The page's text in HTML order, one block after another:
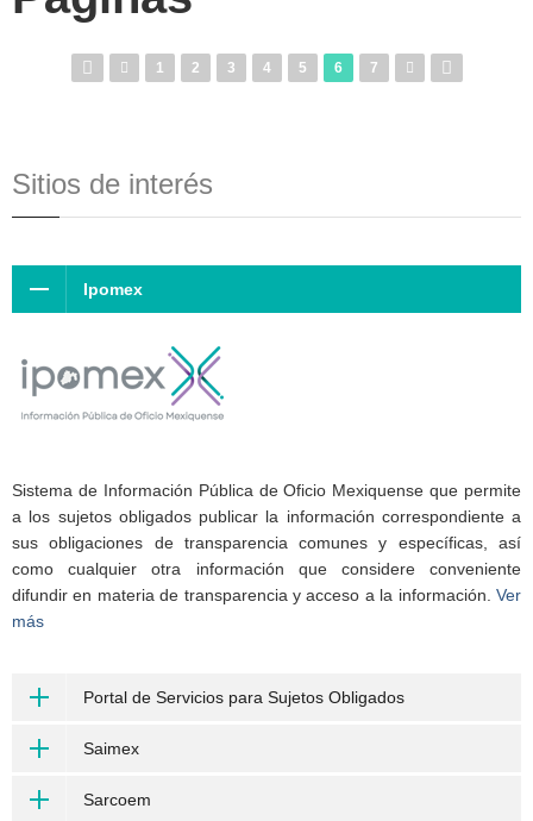
1 2 3 4 5 6 7
Sitios de interés
Ipomex
Sistema de Información Pública de Oficio Mexiquense que permite
a los sujetos obligados publicar la información correspondiente a
sus obligaciones de transparencia comunes y específicas, así
como cualquier otra información que considere conveniente
difundir en materia de transparencia y acceso a la información. Ver
más
Portal de Servicios para Sujetos Obligados
Saimex
Sarcoem